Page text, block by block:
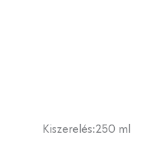
Kiszerelés:250 ml